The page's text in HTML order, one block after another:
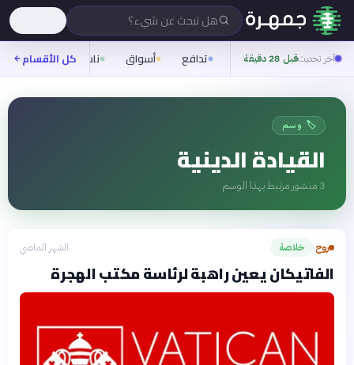
هل تبحث عن شيء؟
آخر تحديثقبل 28 دقيقة تدافع أسواق ناس روح
كل الأقسام
🏷️ وسم
القيادة الدينية
3 منشور مرتبط بهذا الوسم
روح› خلاصة الشهر الماضي
الفاتيكان يعين راهبة لرئاسة مكتب الهجرة